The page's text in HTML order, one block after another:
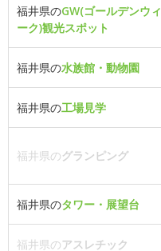
福井県のGW(ゴールデンウィ
ーク)観光スポット
福井県の水族館・動物園
福井県の工場見学
福井県のグランピング
福井県のタワー・展望台
福井県のアスレチック